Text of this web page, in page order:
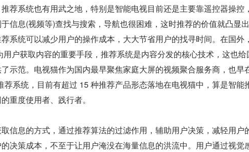
荐系统也有用武之地，特别是智能电视目前还是主要靠遥控器操控
信息(视频等)查找与搜索，导航也很困难，这时推荐的价值就凸显
系统可以减少用户的操作成本，大大节省用户的找寻时间。在国外
用户获取内容的重要手段，推荐系统是内容分发的核心技术，这也给
示范。电视猫作为国内最早聚焦家庭大屏的视频聚合服务商，也早
荐系统，目前有超过 15 种推荐产品形态落地在电视猫中，算是智能
重度使用者、践行者。
信息的方式，通过推荐算法的过滤作用，辅助用户决策，减轻用户
决策成本，不至于让用户淹没在海量信息的洪流中。用户通过视觉